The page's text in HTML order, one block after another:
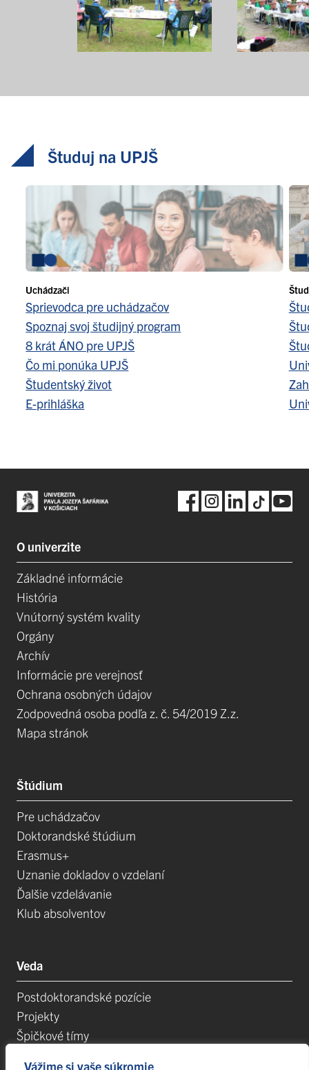
Vážime si vaše súkromie
Študuj na UPJŠ
Uchádzači
Sprievodca pre uchádzačov
Spoznaj svoj študijný program
8 krát ÁNO pre UPJŠ
Čo mi ponúka UPJŠ
Študentský život
E-prihláška
O univerzite
Základné informácie
História
Vnútorný systém kvality
Orgány
Archív
Informácie pre verejnosť
Ochrana osobných údajov
Zodpovedná osoba podľa z. č. 54/2019 Z.z.
Mapa stránok
Štúdium
Pre uchádzačov
Doktorandské štúdium
Erasmus+
Uznanie dokladov o vzdelaní
Ďalšie vzdelávanie
Klub absolventov
Veda
Postdoktorandské pozície
Projekty
Špičkové tímy